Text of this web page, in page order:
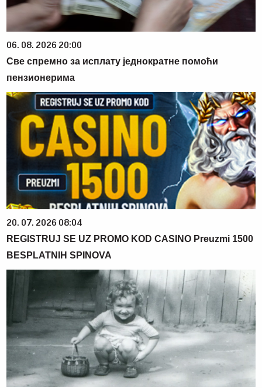
06. 08. 2026 20:00
Све спремно за исплату једнократне помоћи
пензионерима
20. 07. 2026 08:04
REGISTRUJ SE UZ PROMO KOD CASINO Preuzmi 1500
BESPLATNIH SPINOVA